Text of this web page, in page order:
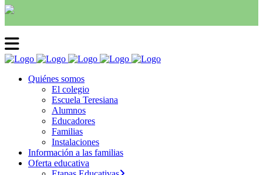
Quiénes somos
El colegio
Escuela Teresiana
Alumnos
Educadores
Familias
Instalaciones
Información a las familias
Oferta educativa